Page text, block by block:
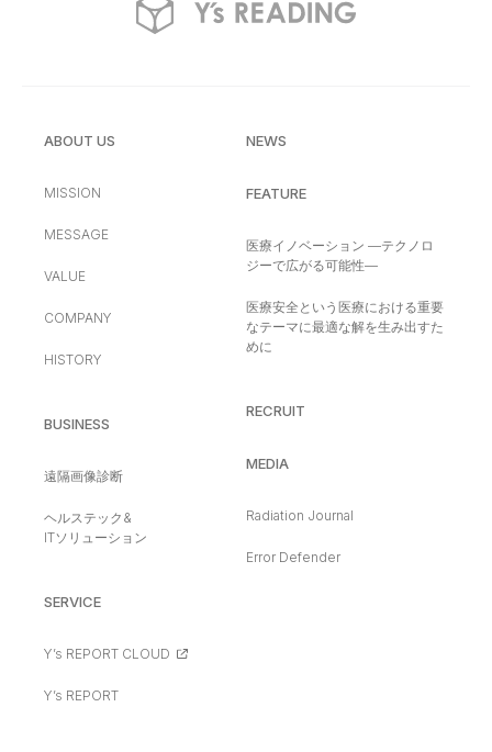
ABOUT US
MISSION
MESSAGE
VALUE
COMPANY
HISTORY
BUSINESS
遠隔画像診断
ヘルステック&
ITソリューション
SERVICE
Y’s REPORT CLOUD
Y’s REPORT
NEWS
FEATURE
医療イノベーション —テクノロ
ジーで広がる可能性—
医療安全という医療における重要
なテーマに最適な解を生み出すた
めに
RECRUIT
MEDIA
Radiation Journal
Error Defender